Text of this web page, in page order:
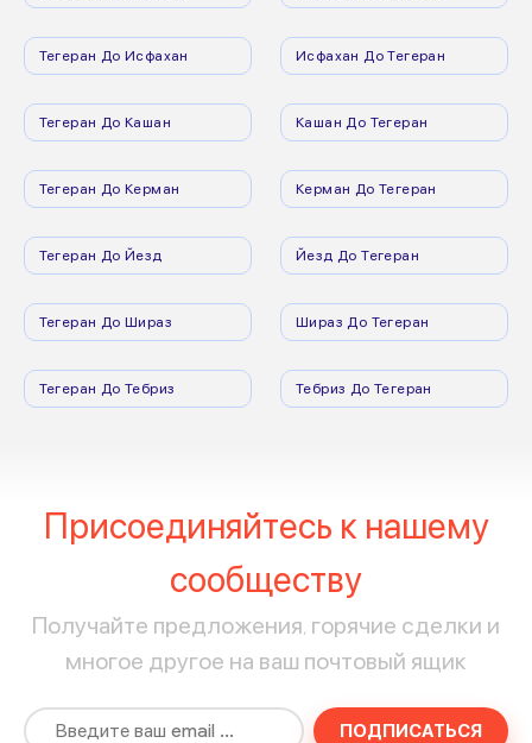
Тегеран До Исфахан Исфахан До Тегеран
Тегеран До Кашан Кашан До Тегеран
Тегеран До Керман Керман До Тегеран
Тегеран До Йезд Йезд До Тегеран
Тегеран До Шираз Шираз До Тегеран
Тегеран До Тебриз Тебриз До Тегеран
Присоединяйтесь к нашему
сообществу
Получайте предложения, горячие сделки и
многое другое на ваш почтовый ящик
ПОДПИСАТЬСЯ